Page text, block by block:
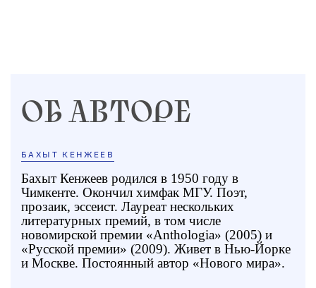
ОБ АВТОРЕ
БАХЫТ КЕНЖЕЕВ
Бахыт Кенжеев родился в 1950 году в
Чимкенте. Окончил химфак МГУ. Поэт,
прозаик, эссеист. Лауреат нескольких
литературных премий, в том числе
новомирской премии «Anthologia» (2005) и
«Русской премии» (2009). Живет в Нью-Йорке
и Москве. Постоянный автор «Нового мира».